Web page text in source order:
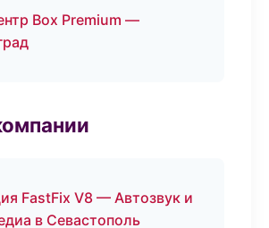
Box Premium —
FastFix V8 — Автозвук и
в Севастополь